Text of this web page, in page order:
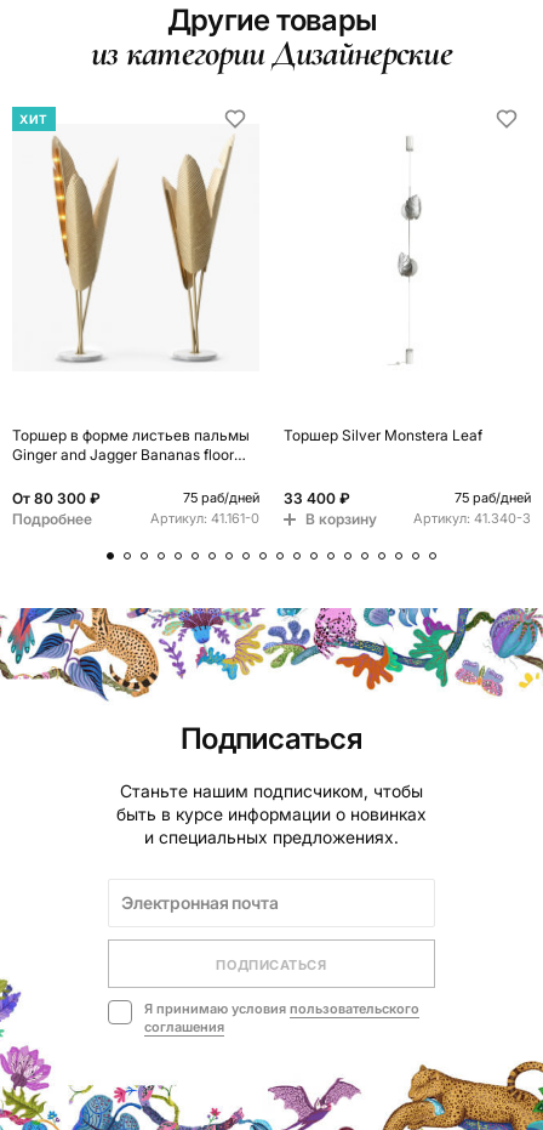
Другие товары
из категории Дизайнерские
ХИТ
Торшер в форме листьев пальмы
Ginger and Jagger Bananas floor
От 80 300 ₽ 75 раб/дней
Подробнее Артикул: 41.161-0
Торшер Silver Monstera Leaf
33 400 ₽ 75 раб/дней
В корзину Артикул: 41.340-3
Подписаться
Станьте нашим подписчиком, чтобы
быть в курсе информации о новинках
и специальных предложениях.
ПОДПИСАТЬСЯ
Я принимаю условия пользовательского
соглашения